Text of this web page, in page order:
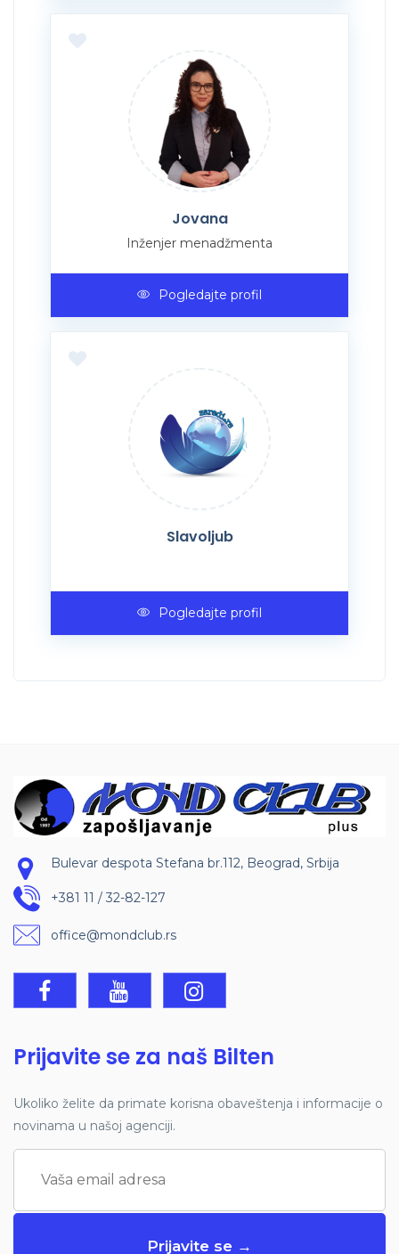
Jovana
Inženjer menadžmenta
Pogledajte profil
Slavoljub
Pogledajte profil
Bulevar despota Stefana br.112, Beograd, Srbija
+381 11 / 32-82-127
office@mondclub.rs
Prijavite se za naš Bilten
Ukoliko želite da primate korisna obaveštenja i informacije o
novinama u našoj agenciji.